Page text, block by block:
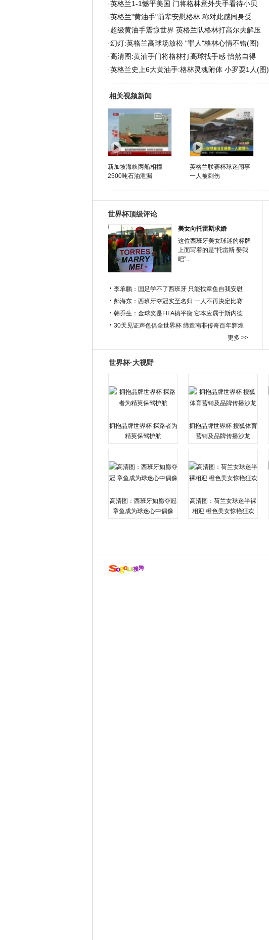
·英格兰1-1憾平美国 门将格林意外失手看待小贝
·英格兰"黄油手"前辈安慰格林 称对此感同身受
·超级黄油手震惊世界 英格兰队格林打高尔夫解压
·幻灯:英格兰高球场放松 "罪人"格林心情不错(图)
·高清图:黄油手门将格林打高球找手感 怡然自得
·英格兰史上6大黄油手:格林灵魂附体 小罗耍1人(图)
相关视频新闻
新加坡海峡两船相撞
2500吨石油泄漏
英格兰联赛杯球迷闹事
一人被刺伤
世界杯顶级评论
美女向托雷斯求婚
这位西班牙美女球迷的标牌
上面写着的是“托雷斯 娶我
吧”...
李承鹏：国足学不了西班牙 只能找章鱼自我安慰
郝海东：西班牙夺冠实至名归 一人不再决定比赛
韩乔生：金球奖是FIFA搞平衡 它本应属于斯内德
30天见证声色俱全世界杯 缔造南非传奇百年辉煌
更多 >>
世界杯·大视野
拥抱品牌世界杯 探路者为
精英保驾护航
拥抱品牌世界杯 搜狐体育
营销及品牌传播沙龙
高清图：西班牙如愿夺冠
章鱼成为球迷心中偶像
高清图：荷兰女球迷半裸
相迎 橙色美女惊艳狂欢